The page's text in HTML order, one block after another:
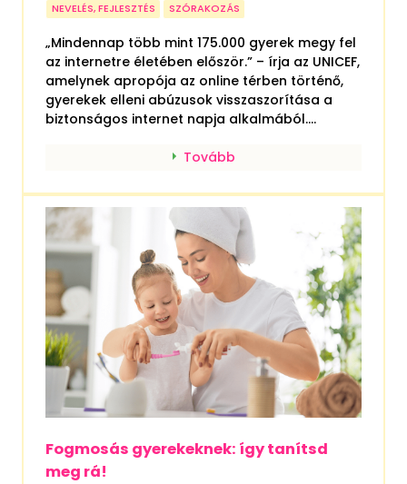
NEVELÉS, FEJLESZTÉS SZÓRAKOZÁS
„Mindennap több mint 175.000 gyerek megy fel
az internetre életében először.” – írja az UNICEF,
amelynek apropója az online térben történő,
gyerekek elleni abúzusok visszaszorítása a
biztonságos internet napja alkalmából....
Tovább
Fogmosás gyerekeknek: így tanítsd
meg rá!